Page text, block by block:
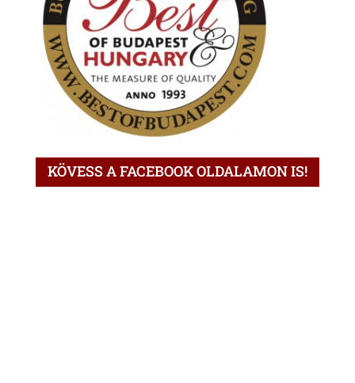
KÖVESS A FACEBOOK OLDALAMON IS!